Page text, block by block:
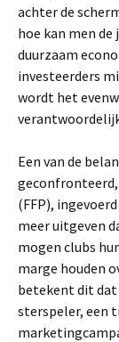
achter de
hoe kan men
duurzaam
investeerders
wordt het
Een van de
geconfronteerd,
(FFP),
meer uitgeven
mogen clubs
marge houden
betekent dit
sterspeler, een